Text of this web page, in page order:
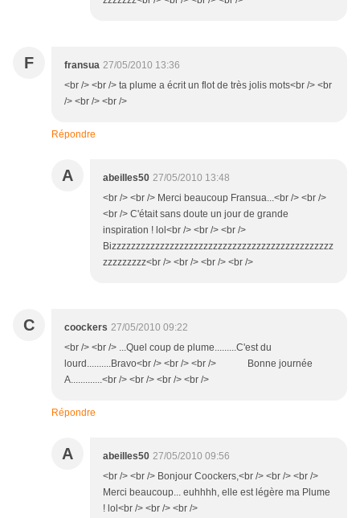
F fransua 27/05/2010 13:36
<br /> <br /> ta plume a écrit un flot de très jolis mots<br /> <br
/> <br /> <br />
Répondre
A abeilles50 27/05/2010 13:48
<br /> <br /> Merci beaucoup Fransua...<br /> <br />
<br /> C'était sans doute un jour de grande
inspiration ! lol<br /> <br /> <br />
Bizzzzzzzzzzzzzzzzzzzzzzzzzzzzzzzzzzzzzzzzzzzzzz
zzzzzzzzz<br /> <br /> <br /> <br />
C coockers 27/05/2010 09:22
<br /> <br /> ...Quel coup de plume.........C'est du
lourd..........Bravo<br /> <br /> <br /> Bonne journée
A.............<br /> <br /> <br /> <br />
Répondre
A abeilles50 27/05/2010 09:56
<br /> <br /> Bonjour Coockers,<br /> <br /> <br />
Merci beaucoup... euhhhh, elle est légère ma Plume
! lol<br /> <br /> <br />